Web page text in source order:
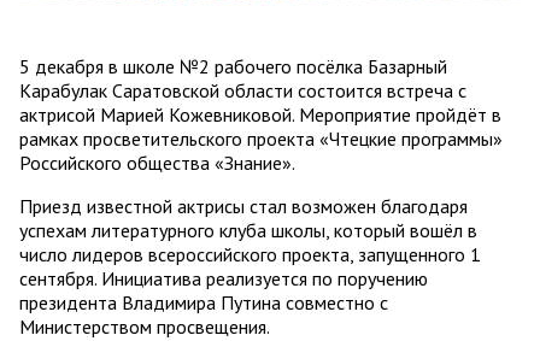
5 декабря в школе №2 рабочего посёлка Базарный
Карабулак Саратовской области состоится встреча с
актрисой Марией Кожевниковой. Мероприятие пройдёт в
рамках просветительского проекта «Чтецкие программы»
Российского общества «Знание».
Приезд известной актрисы стал возможен благодаря
успехам литературного клуба школы, который вошёл в
число лидеров всероссийского проекта, запущенного 1
сентября. Инициатива реализуется по поручению
президента Владимира Путина совместно с
Министерством просвещения.